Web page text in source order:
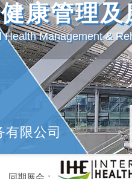
康管理
Management &
有限公司
同期展会：